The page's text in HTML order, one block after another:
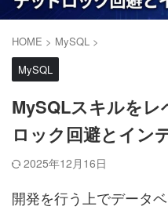
HOME > MySQL >
MySQL
MySQLスキルを
ロック回避とイン
2025年12月16日
開発を行う上でデータ